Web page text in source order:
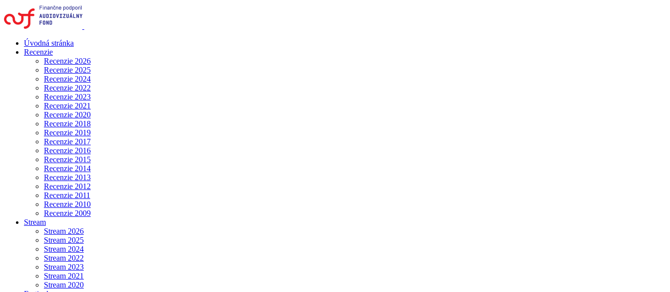
Úvodná stránka
Recenzie
Recenzie 2026
Recenzie 2025
Recenzie 2024
Recenzie 2022
Recenzie 2023
Recenzie 2021
Recenzie 2020
Recenzie 2018
Recenzie 2019
Recenzie 2017
Recenzie 2016
Recenzie 2015
Recenzie 2014
Recenzie 2013
Recenzie 2012
Recenzie 2011
Recenzie 2010
Recenzie 2009
Stream
Stream 2026
Stream 2025
Stream 2024
Stream 2022
Stream 2023
Stream 2021
Stream 2020